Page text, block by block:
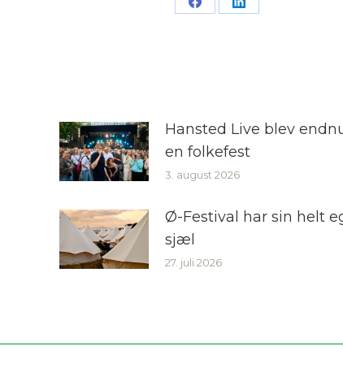
Share Share
Hansted Live blev
en folkefest
3. august 2026
Ø-Festival har sin helt
sjæl
27. juli 2026